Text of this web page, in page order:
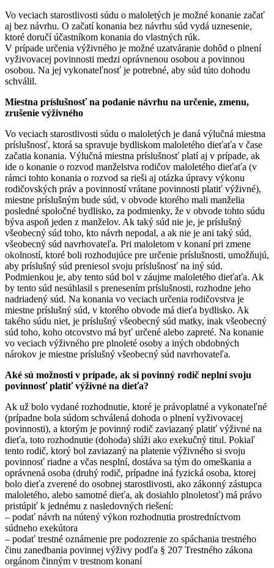
Vo veciach starostlivosti súdu o maloletých je možné konanie začať
aj bez návrhu. O začatí konania bez návrhu súd vydá uznesenie,
ktoré doručí účastníkom konania do vlastných rúk.
V prípade určenia výživného je možné uzatváranie dohôd o plnení
vyživovacej povinnosti medzi oprávnenou osobou a povinnou
osobou. Na jej vykonateľnosť je potrebné, aby súd túto dohodu
schválil.
Miestna príslušnosť na podanie návrhu na určenie, zmenu,
zrušenie výživného
Vo veciach starostlivosti súdu o maloletých je daná výlučná miestna
príslušnosť, ktorá sa spravuje bydliskom maloletého dieťaťa v čase
začatia konania. Výlučná miestna príslušnosť platí aj v prípade, ak
ide o konanie o rozvod manželstva rodičov maloletého dieťaťa (v
rámci tohto konania o rozvod sa rieši aj otázka úpravy výkonu
rodičovských práv a povinností vrátane povinnosti platiť výživné),
miestne príslušným bude súd, v obvode ktorého mali manželia
posledné spoločné bydlisko, za podmienky, že v obvode tohto súdu
býva aspoň jeden z manželov. Ak taký súd nie je, je príslušný
všeobecný súd toho, kto návrh nepodal, a ak nie je ani taký súd,
všeobecný súd navrhovateľa. Pri maloletom v konaní pri zmene
okolností, ktoré boli rozhodujúce pre určenie príslušnosti, umožňujú,
aby príslušný súd preniesol svoju príslušnosť na iný súd.
Podmienkou je, aby tento súd bol v záujme maloletého dieťaťa. Ak
by tento súd nesúhlasil s prenesením príslušnosti, rozhodne jeho
nadriadený súd. Na konania vo veciach určenia rodičovstva je
miestne príslušný súd, v ktorého obvode má dieťa bydlisko. Ak
takého súdu niet, je príslušný všeobecný súd matky, inak všeobecný
súd toho, koho otcovstvo má byť určené alebo zapreté. Na konanie
vo veciach výživného pre plnoleté osoby a iných obdobných
nárokov je miestne príslušný všeobecný súd navrhovateľa.
Aké sú možnosti v prípade, ak si povinný rodič neplní svoju
povinnosť platiť výživné na dieťa?
Ak už bolo vydané rozhodnutie, ktoré je právoplatné a vykonateľné
(prípadne bola súdom schválená dohoda o plnení vyživovacej
povinnosti), a ktorým je povinný rodič zaviazaný platiť výživné na
dieťa, toto rozhodnutie (dohoda) slúži ako exekučný titul. Pokiaľ
tento rodič, ktorý bol zaviazaný na platenie výživného si svoju
povinnosť riadne a včas nesplní, dostáva sa tým do omeškania a
oprávnená osoba (druhý rodič, prípadne iná fyzická osoba, ktorej
bolo dieťa zverené do osobnej starostlivosti, ako zákonný zástupca
maloletého, alebo samotné dieťa, ak dosiahlo plnoletosť) má právo
pristúpiť k jednému z nasledovných riešení:
– podať návrh na nútený výkon rozhodnutia prostredníctvom
súdneho exekútora
– podať trestné oznámenie pre podozrenie zo spáchania trestného
činu zanedbania povinnej výživy podľa § 207 Trestného zákona
orgánom činným v trestnom konaní